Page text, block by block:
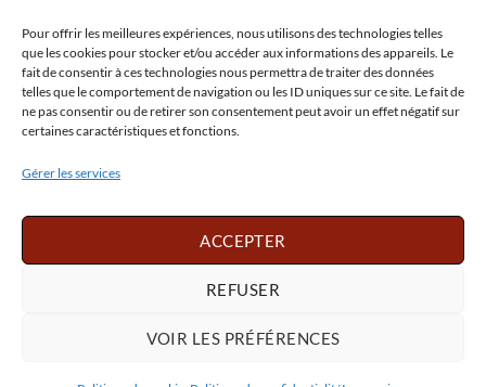
Pour offrir les meilleures expériences, nous utilisons des technologies telles
que les cookies pour stocker et/ou accéder aux informations des appareils. Le
fait de consentir à ces technologies nous permettra de traiter des données
telles que le comportement de navigation ou les ID uniques sur ce site. Le fait de
ne pas consentir ou de retirer son consentement peut avoir un effet négatif sur
certaines caractéristiques et fonctions.
Gérer les services
ACCEPTER
REFUSER
VOIR LES PRÉFÉRENCES
Déclaration de confidentialité (UE)
Visa PayPal
English Deutsch